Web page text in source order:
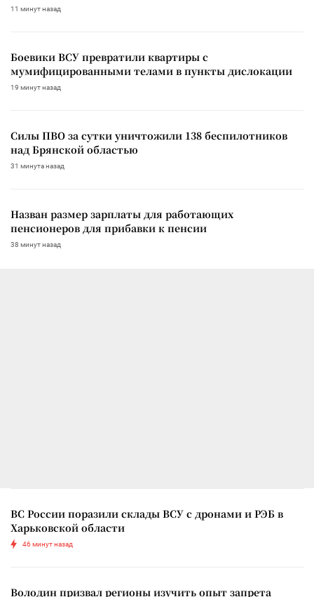
11 минут назад
Боевики ВСУ превратили квартиры с
мумифицированными телами в пункты дислокации
19 минут назад
Силы ПВО за сутки уничтожили 138 беспилотников
над Брянской областью
31 минута назад
Назван размер зарплаты для работающих
пенсионеров для прибавки к пенсии
38 минут назад
ВС России поразили склады ВСУ с дронами и РЭБ в
Харьковской области
46 минут назад
Володин призвал регионы изучить опыт запрета